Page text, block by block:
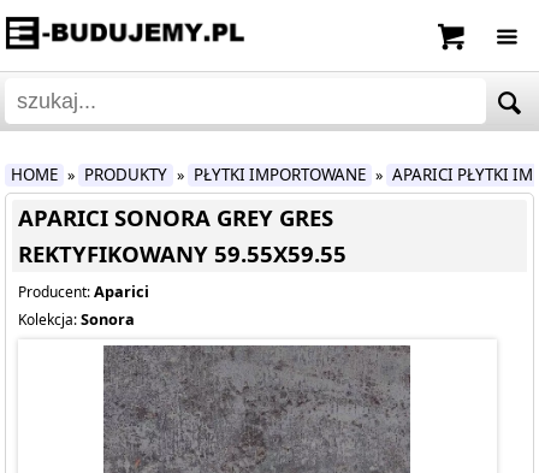
HOME » PRODUKTY » PŁYTKI IMPORTOWANE » APARICI PŁYTKI
APARICI SONORA GREY GRES
REKTYFIKOWANY 59.55X59.55
Producent:Aparici
Kolekcja:Sonora